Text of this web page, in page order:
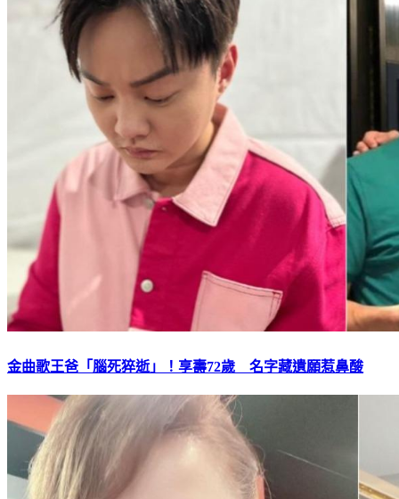
金曲歌王爸「腦死猝逝」！享壽72歲 名字藏遺願惹鼻酸